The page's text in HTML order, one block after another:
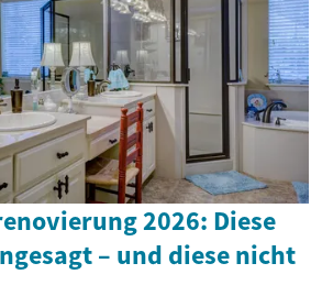
2026: Diese
– und diese nicht